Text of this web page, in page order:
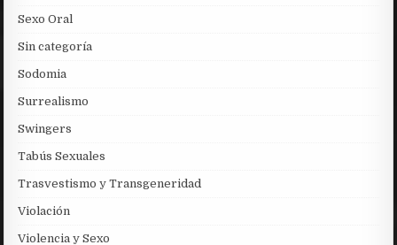
Sexo Oral
Sin categoría
Sodomia
Surrealismo
Swingers
Tabús Sexuales
Trasvestismo y Transgeneridad
Violación
Violencia y Sexo